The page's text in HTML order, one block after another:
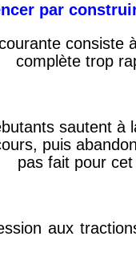
par
consiste
complète trop
sautent à
puis
pas fait pour
aux